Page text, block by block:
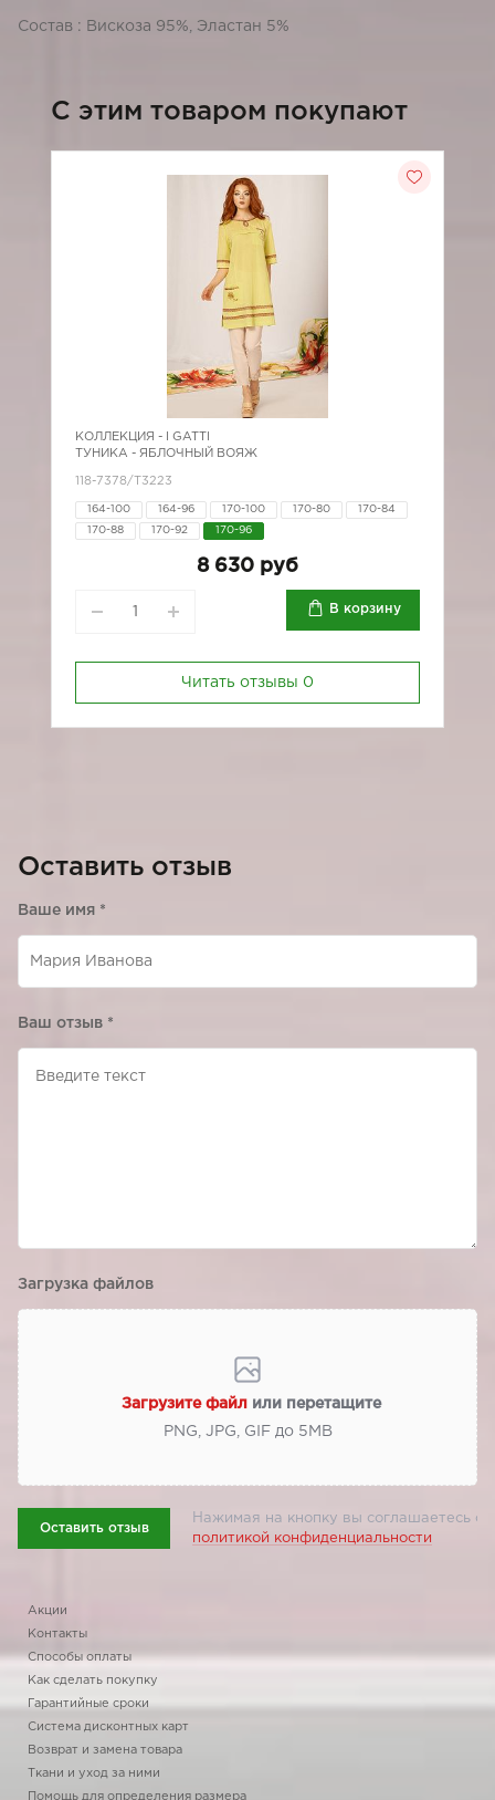
Состав : Вискоза 95%, Эластан 5%
C этим товаром покупают
КОЛЛЕКЦИЯ -
I GATTI
ТУНИКА - ЯБЛОЧНЫЙ ВОЯЖ
118-7378/Т3223
164-100 164-96 170-100 170-80 170-84
170-88 170-92 170-96
8 630 руб
В корзину
Читать отзывы 0
Оставить отзыв
Ваше имя *
Ваш отзыв *
Загрузка файлов
Загрузите файл или перетащите
PNG, JPG, GIF до 5МВ
Оставить отзыв
Нажимая на кнопку вы соглашаетесь с
политикой конфиденциальности
Акции
Контакты
Способы оплаты
Как сделать покупку
Гарантийные сроки
Система дисконтных карт
Возврат и замена товара
Ткани и уход за ними
Помощь для определения размера